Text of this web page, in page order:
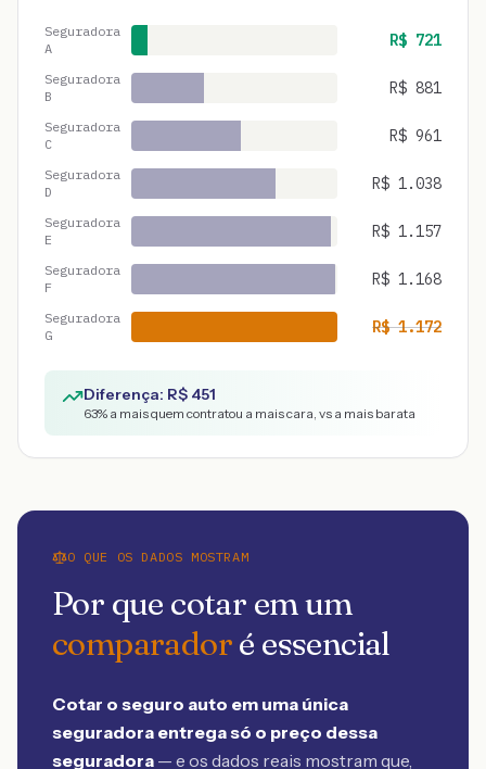
Seguradora
A
R$ 721
Seguradora
B
R$ 881
Seguradora
C
R$ 961
Seguradora
D
R$ 1.038
Seguradora
E
R$ 1.157
Seguradora
F
R$ 1.168
Seguradora
G
R$1.172
Diferença: R$ 451
63% a mais quem contratou a mais cara, vs a mais barata
O QUE OS DADOS MOSTRAM
Por que cotar em um
comparadoré essencial
Cotar o seguro auto em uma única
seguradora entrega só o preço dessa
seguradora — e os dados reais mostram que,